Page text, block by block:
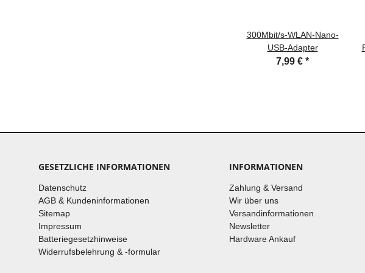
300Mbit/s-WLAN-Nano-
USB-Adapter
7,99 € *
GESETZLICHE INFORMATIONEN
Datenschutz
AGB & Kundeninformationen
Sitemap
Impressum
Batteriegesetzhinweise
Widerrufsbelehrung & -formular
INFORMATIONEN
Zahlung & Versand
Wir über uns
Versandinformationen
Newsletter
Hardware Ankauf